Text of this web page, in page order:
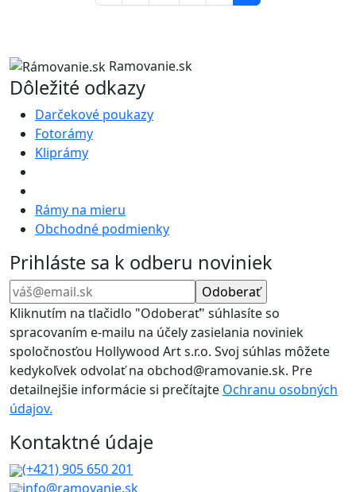
Ramovanie.sk
Dôležité odkazy
Darčekové poukazy
Fotorámy
Kliprámy
Rámy na mieru
Obchodné podmienky
Prihláste sa k odberu noviniek
Kliknutím na tlačidlo "Odoberať" súhlasíte so
spracovaním e-mailu na účely zasielania noviniek
spoločnosťou Hollywood Art s.r.o. Svoj súhlas môžete
kedykoľvek odvolať na obchod@ramovanie.sk. Pre
detailnejšie informácie si prečítajte Ochranu osobných
údajov.
Kontaktné údaje
(+421) 905 650 201
info@ramovanie.sk